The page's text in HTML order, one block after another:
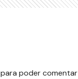
para poder comentar